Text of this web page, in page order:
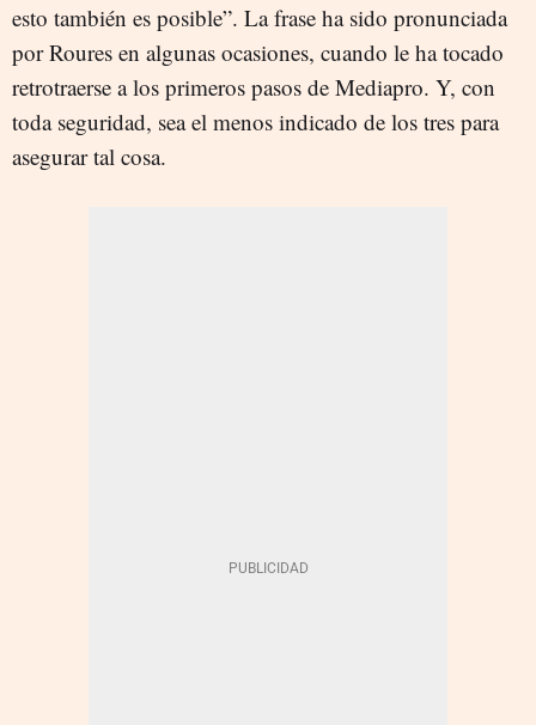
esto también es posible”. La frase ha sido pronunciada
por Roures en algunas ocasiones, cuando le ha tocado
retrotraerse a los primeros pasos de Mediapro. Y, con
toda seguridad, sea el menos indicado de los tres para
asegurar tal cosa.